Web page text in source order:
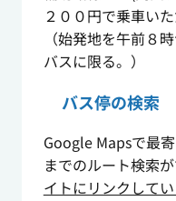
２００円で乗車いた
（始発地を午前８
バスに限る。）
バス停の検索
Google Mapsで最
までのルート検索が
イトにリンクしてい